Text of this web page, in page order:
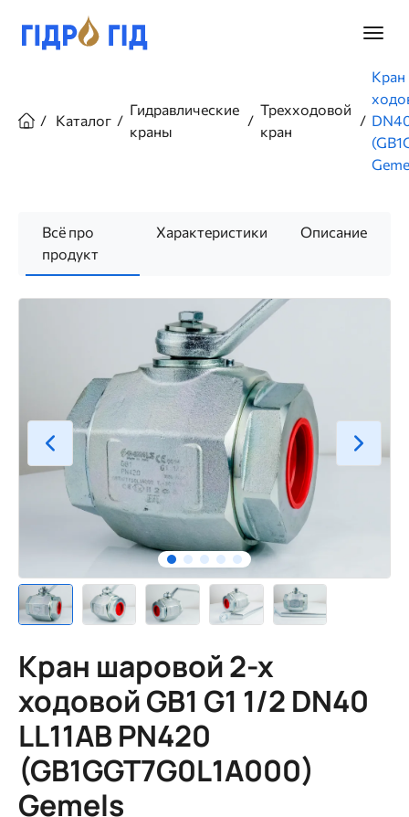
основному
Главное
Каталог
Гидравлические
краны
Трехходовой
кран
Всё про
продукт
Характеристики Описание
Кран шаровой 2-х
ходовой GB1 G1 1/2 DN40
LL11AB PN420
(GB1GGT7G0L1A000)
Gemels